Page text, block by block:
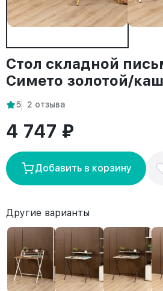
Стол складной
Симетo золотой/
5 2 отзыва
4 747 ₽
Добавить в корзину
Другие варианты